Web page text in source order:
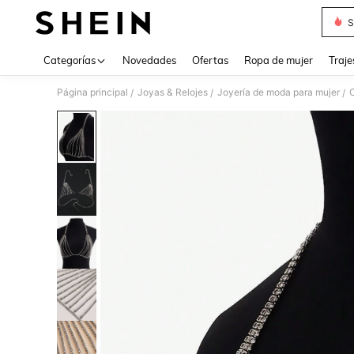
Categorías Novedades Ofertas Ropa de mujer
Página principal / Joyas & Relojes / Joyería de moda para mujer /